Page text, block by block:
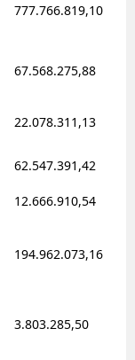
777.766.819,10
67.568.275,88
22.078.311,13
62.547.391,42
12.666.910,54
194.962.073,16
3.803.285,50